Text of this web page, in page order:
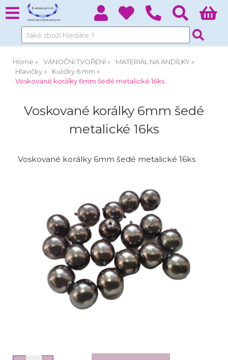
Home VÁNOČNÍ TVOŘENÍ
MATERIÁL NA ANDÍLKY
Hlavičky
Kuličky 6 mm
Voskované korálky 6mm šedé metalické 16ks
Voskované korálky 6mm šedé
metalické 16ks
Voskované korálky 6mm šedé metalické 16ks